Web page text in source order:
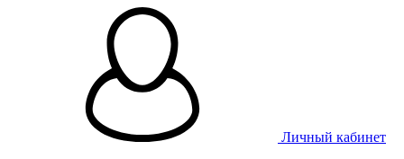
Личный кабинет